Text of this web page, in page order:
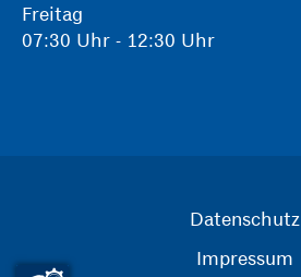
Freitag
07:30 Uhr - 12:30 Uhr
Datenschutz
Impressum